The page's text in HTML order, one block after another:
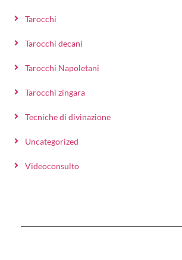
Tarocchi
Tarocchi decani
Tarocchi Napoletani
Tarocchi zingara
Tecniche di divinazione
Uncategorized
Videoconsulto